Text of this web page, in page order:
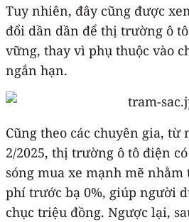
Tuy nhiên, đây cũng được
đổi dần dần để thị trường ô
vững, thay vì phụ thuộc vào
ngắn hạn.
Cũng theo các chuyên gia, từ
2/2025, thị trường ô tô điện
sóng mua xe mạnh mẽ
phí trước bạ 0%, giúp người
chục triệu đồng. Ngược lại,